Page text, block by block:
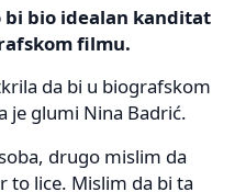
bio idealan kanditat
filmu.
da bi u biografskom
je glumi Nina Badrić.
drugo mislim da
to lice. Mislim da bi ta